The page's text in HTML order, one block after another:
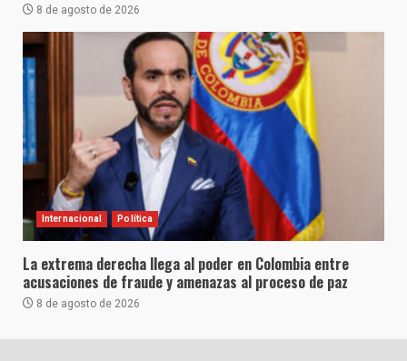
8 de agosto de 2026
Internacional Política
La extrema derecha llega al poder en Colombia entre
acusaciones de fraude y amenazas al proceso de paz
8 de agosto de 2026